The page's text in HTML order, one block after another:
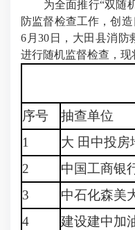
为全面推行“双随机
防监督检查工作，创
6 月30日
，大田县消防
进行随机监督检查，现
序号
抽查单位
1
大 田中投房
2
中国工商银
3
中石化森美
4
建设建中加